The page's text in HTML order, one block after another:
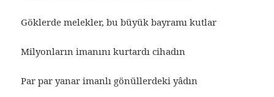
Göklerde melekler, bu büyük bayramı kutlar
Milyonların imanını kurtardı cihadın
Par par yanar imanlı gönüllerdeki yâdın